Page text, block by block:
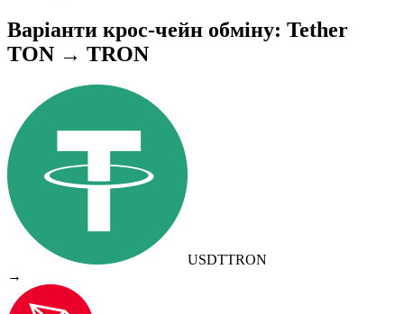
Варіанти крос-чейн обміну: Tether
TON → TRON
USDTTRON
→